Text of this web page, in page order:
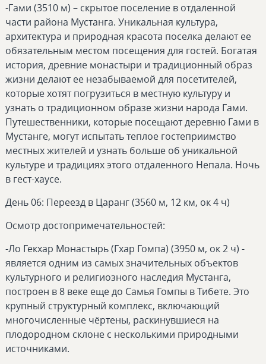
-Гами (3510 м) – скрытое поселение в отдаленной
части района Мустанга. Уникальная культура,
архитектура и природная красота поселка делают ее
обязательным местом посещения для гостей. Богатая
история, древние монастыри и традиционный образ
жизни делают ее незабываемой для посетителей,
которые хотят погрузиться в местную культуру и
узнать о традиционном образе жизни народа Гами.
Путешественники, которые посещают деревню Гами в
Мустанге, могут испытать теплое гостеприимство
местных жителей и узнать больше об уникальной
культуре и традициях этого отдаленного Непала. Ночь
в гест-хаусе.
День 06: Переезд в Царанг (3560 м, 12 км, ок 4 ч)
Осмотр достопримечательностей:
-Ло Гекхар Монастырь (Гхар Гомпа) (3950 м, ок 2 ч) -
является одним из самых значительных объектов
культурного и религиозного наследия Мустанга,
построен в 8 веке еще до Самья Гомпы в Тибете. Это
крупный структурный комплекс, включающий
многочисленные чёртены, раскинувшиеся на
плодородном склоне с несколькими природными
источниками.